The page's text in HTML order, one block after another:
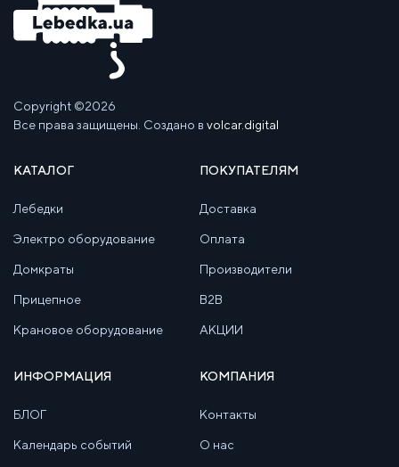
Copyright ©2026
Все права защищены. Создано в volcar.digital
КАТАЛОГ
Лебедки
Электро оборудование
Домкраты
Прицепное
Крановое оборудование
ПОКУПАТЕЛЯМ
Доставка
Оплата
Производители
B2B
АКЦИИ
ИНФОРМАЦИЯ
БЛОГ
Календарь событий
КОМПАНИЯ
Контакты
О нас